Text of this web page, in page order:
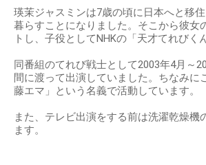
瑛茉ジャスミンは7歳の頃に日本へと移
暮らすことになりました。そこから彼女
トし、子役としてNHKの「天才てれびく
同番組のてれび戦士として2003年4月～
間に渡って出演していました。ちなみに
藤エマ」という名義で活動しています。
また、テレビ出演をする前は洗濯乾燥機
ます。